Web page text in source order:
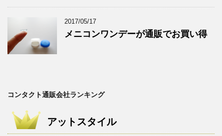
2017/05/17
メニコンワンデーが通販でお買い得
コンタクト通販会社ランキング
アットスタイル